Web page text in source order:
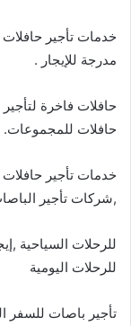
خدمات تأجير
مدرجة للإيجار .
حافلات فاخرة
حافلات للمجموعات.
خدمات تأجير حافلات
,شركات تأجير
للرحلات السياحية
للرحلات اليومية
تأجير باصات للسفر